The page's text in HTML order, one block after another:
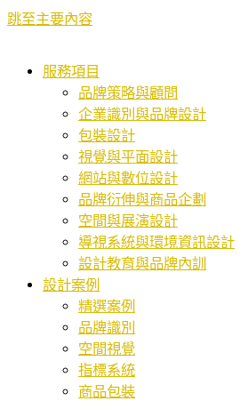
跳至主要內容
服務項目
品牌策略與顧問
企業識別與品牌設計
包裝設計
視覺與平面設計
網站與數位設計
品牌衍伸與商品企劃
空間與展演設計
導視系統與環境資訊設計
設計教育與品牌內訓
設計案例
精選案例
品牌識別
空間視覺
指標系統
商品包裝